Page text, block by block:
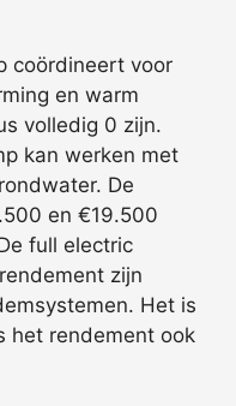
coördineert voor
en warm
volledig 0 zijn.
kan werken met
De
en €19.500
full electric
zijn
Het is
het rendement ook